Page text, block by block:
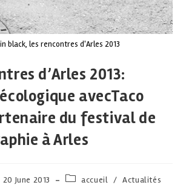
black, les rencontres d'Arles 2013
d’Arles 2013:
avecTaco
du festival de
à Arles
20 June 2013 accueil / Actualités